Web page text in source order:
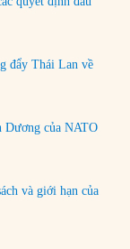
đẩy Thái Lan về
của NATO
và giới hạn của